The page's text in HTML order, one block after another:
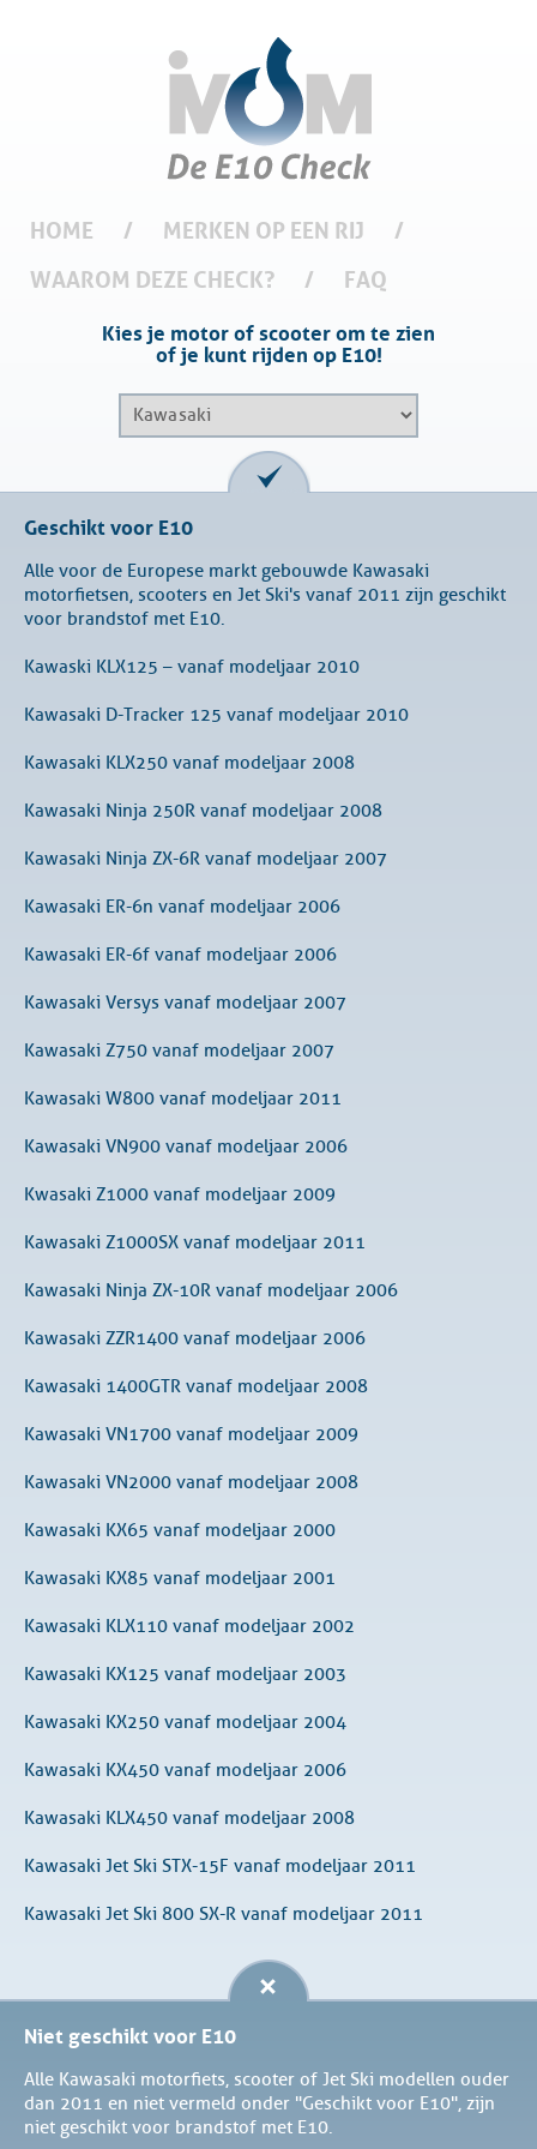
HOME / MERKEN OP EEN RIJ
/
WAAROM DEZE CHECK?
/ FAQ
Kies je motor of scooter om te zien
of je kunt rijden op E10!
Geschikt voor E10
Alle voor de Europese markt gebouwde Kawasaki
motorfietsen, scooters en Jet Ski's vanaf 2011 zijn geschikt
voor brandstof met E10.
Kawaski KLX125 – vanaf modeljaar 2010
Kawasaki D-Tracker 125 vanaf modeljaar 2010
Kawasaki KLX250 vanaf modeljaar 2008
Kawasaki Ninja 250R vanaf modeljaar 2008
Kawasaki Ninja ZX-6R vanaf modeljaar 2007
Kawasaki ER-6n vanaf modeljaar 2006
Kawasaki ER-6f vanaf modeljaar 2006
Kawasaki Versys vanaf modeljaar 2007
Kawasaki Z750 vanaf modeljaar 2007
Kawasaki W800 vanaf modeljaar 2011
Kawasaki VN900 vanaf modeljaar 2006
Kwasaki Z1000 vanaf modeljaar 2009
Kawasaki Z1000SX vanaf modeljaar 2011
Kawasaki Ninja ZX-10R vanaf modeljaar 2006
Kawasaki ZZR1400 vanaf modeljaar 2006
Kawasaki 1400GTR vanaf modeljaar 2008
Kawasaki VN1700 vanaf modeljaar 2009
Kawasaki VN2000 vanaf modeljaar 2008
Kawasaki KX65 vanaf modeljaar 2000
Kawasaki KX85 vanaf modeljaar 2001
Kawasaki KLX110 vanaf modeljaar 2002
Kawasaki KX125 vanaf modeljaar 2003
Kawasaki KX250 vanaf modeljaar 2004
Kawasaki KX450 vanaf modeljaar 2006
Kawasaki KLX450 vanaf modeljaar 2008
Kawasaki Jet Ski STX-15F vanaf modeljaar 2011
Kawasaki Jet Ski 800 SX-R vanaf modeljaar 2011
Niet geschikt voor E10
Alle Kawasaki motorfiets, scooter of Jet Ski modellen ouder
dan 2011 en niet vermeld onder "Geschikt voor E10", zijn
niet geschikt voor brandstof met E10.